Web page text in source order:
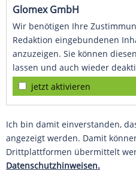
Glomex GmbH
Wir benötigen Ihre
Redaktion eingebundenen
anzuzeigen. Sie können
lassen und auch wieder
jetzt aktivieren
Ich bin damit einverstanden,
angezeigt werden. Damit
Drittplattformen übermittelt
Datenschutzhinweisen.